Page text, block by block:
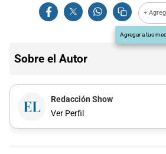
+
Agregar a tus
Sobre el Autor
Redacción Show
Ver Perfil